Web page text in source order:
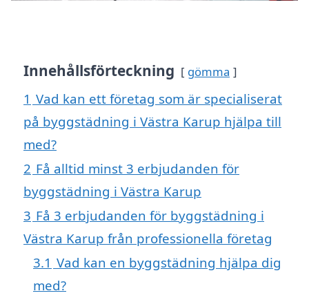
Innehållsförteckning gömma
1 Vad kan ett företag som är specialiserat
på byggstädning i Västra Karup hjälpa till
med?
2 Få alltid minst 3 erbjudanden för
byggstädning i Västra Karup
3 Få 3 erbjudanden för byggstädning i
Västra Karup från professionella företag
3.1 Vad kan en byggstädning hjälpa dig
med?